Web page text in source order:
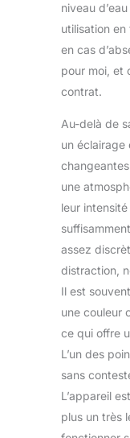
niveau
utilisation
en cas
pour moi, et
contrat.
Au-delà de
un éclairage
une
leur
assez
distraction,
Il est
une couleur
ce qui offre
L’un des
sans
L’appareil
plus un très